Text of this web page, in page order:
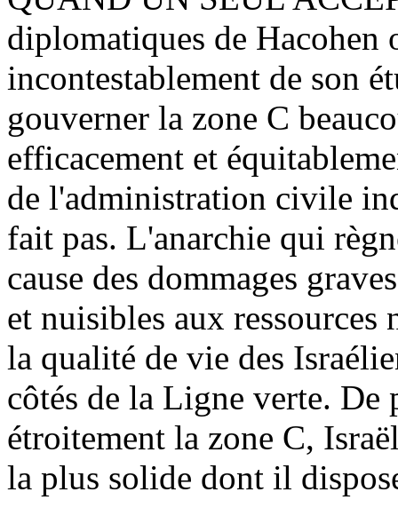
diplomatiques de Hacohen
incontestablement de son
gouverner la zone C
efficacement et
de l'administration civile
fait pas. L'anarchie qui
cause des dommages
et nuisibles aux
la qualité de vie des
côtés de la Ligne verte. De
étroitement la zone C,
la plus solide dont il